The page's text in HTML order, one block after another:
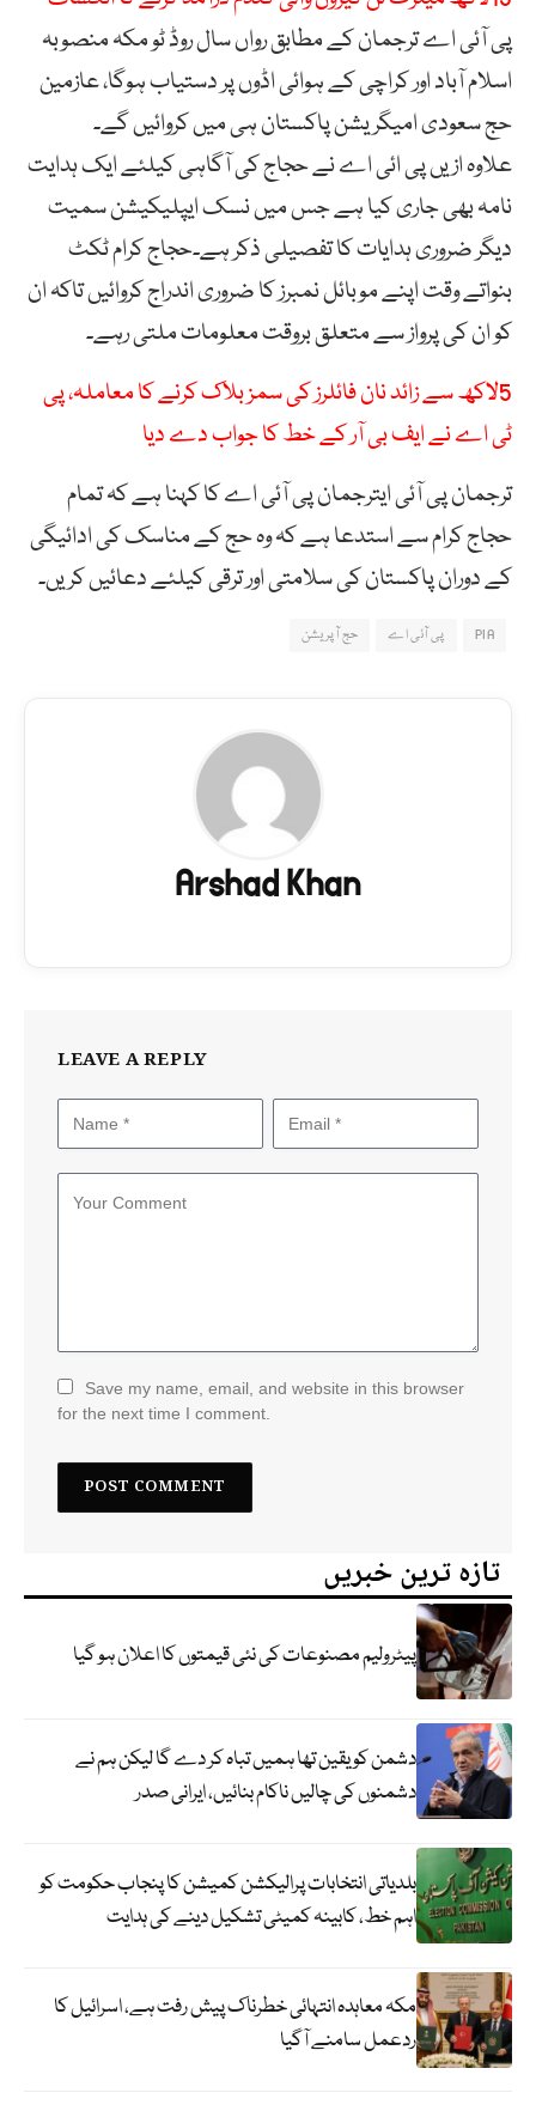
پی آئی اے ترجمان کے مطابق رواں سال روڈ ٹو مکہ منصوبہ
اسلام آباد اور کراچی کے ہوائی اڈوں پر دستیاب ہوگا، عازمین
حج سعودی امیگریشن پاکستان ہی میں کروائیں گے۔
علاوہ ازیں پی ائی اے نے حجاج کی آگاہی کیلئے ایک ہدایت
نامہ بھی جاری کیا ہے جس میں نسک ایپلیکیشن سمیت
دیگر ضروری ہدایات کا تفصیلی ذکر ہے۔حجاج کرام ٹکٹ
بنواتے وقت اپنے موبائل نمبرز کا ضروری اندراج کروائیں تاکہ ان
کو ان کی پرواز سے متعلق بروقت معلومات ملتی رہے۔
5لاکھ سے زائد نان فائلرز کی سمز بلاک کرنے کا معاملہ، پی
ٹی اے نے ایف بی آر کے خط کا جواب دے دیا
ترجمان پی آئی ایترجمان پی آئی اے کا کہنا ہے کہ تمام
حجاج کرام سے استدعا ہے کہ وہ حج کے مناسک کی ادائیگی
کے دوران پاکستان کی سلامتی اور ترقی کیلئے دعائیں کریں۔
PIA پی آئی اے حج آپریشن
Arshad Khan
LEAVE A REPLY
Save my name, email, and website in this browser
for the next time I comment.
تازہ ترین خبریں
پیٹرولیم مصنوعات کی نئی قیمتوں کا اعلان ہو گیا
دشمن کو یقین تھا ہمیں تباہ کر دے گا لیکن ہم نے
دشمنوں کی چالیں ناکام بنائیں، ایرانی صدر
بلدیاتی انتخابات پرالیکشن کمیشن کا پنجاب حکومت کو
اہم خط، کابینہ کمیٹی تشکیل دینے کی ہدایت
مکہ معاہدہ انتہائی خطرناک پیش رفت ہے، اسرائیل کا
ردعمل سامنے آگیا